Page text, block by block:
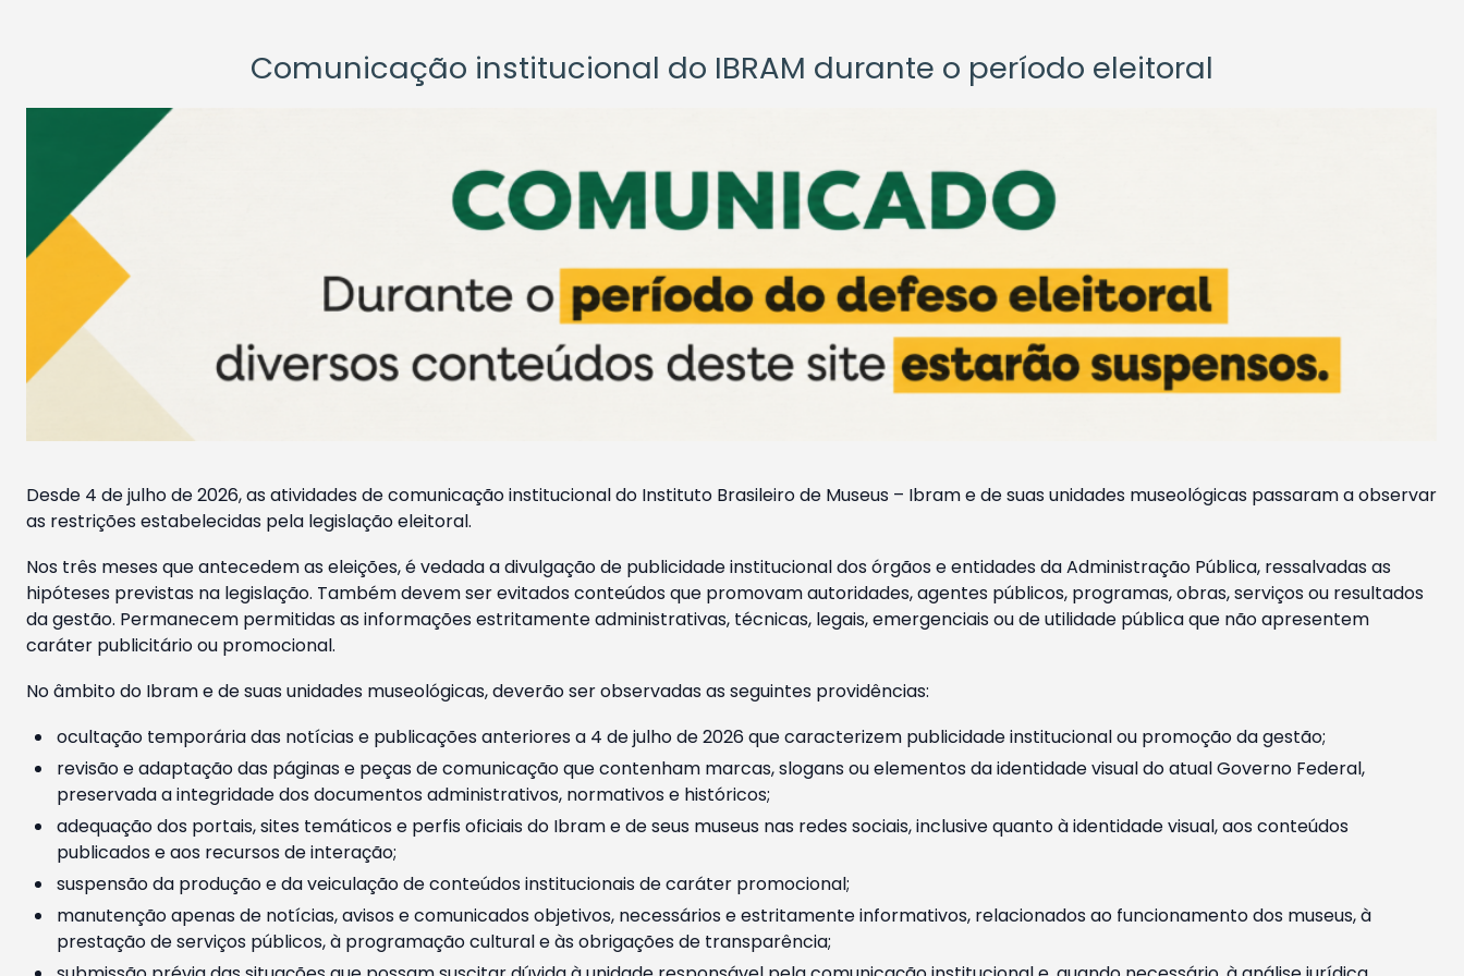
Comunicação institucional do IBRAM durante o período eleitoral
Desde 4 de julho de 2026, as atividades de comunicação institucional do Instituto Brasileiro de Museus – Ibram e de suas unidades museológicas passaram a observar
as restrições estabelecidas pela legislação eleitoral.
Nos três meses que antecedem as eleições, é vedada a divulgação de publicidade institucional dos órgãos e entidades da Administração Pública, ressalvadas as
hipóteses previstas na legislação. Também devem ser evitados conteúdos que promovam autoridades, agentes públicos, programas, obras, serviços ou resultados
da gestão. Permanecem permitidas as informações estritamente administrativas, técnicas, legais, emergenciais ou de utilidade pública que não apresentem
caráter publicitário ou promocional.
No âmbito do Ibram e de suas unidades museológicas, deverão ser observadas as seguintes providências:
ocultação temporária das notícias e publicações anteriores a 4 de julho de 2026 que caracterizem publicidade institucional ou promoção da gestão;
revisão e adaptação das páginas e peças de comunicação que contenham marcas, slogans ou elementos da identidade visual do atual Governo Federal,
preservada a integridade dos documentos administrativos, normativos e históricos;
adequação dos portais, sites temáticos e perfis oficiais do Ibram e de seus museus nas redes sociais, inclusive quanto à identidade visual, aos conteúdos
publicados e aos recursos de interação;
suspensão da produção e da veiculação de conteúdos institucionais de caráter promocional;
manutenção apenas de notícias, avisos e comunicados objetivos, necessários e estritamente informativos, relacionados ao funcionamento dos museus, à
prestação de serviços públicos, à programação cultural e às obrigações de transparência;